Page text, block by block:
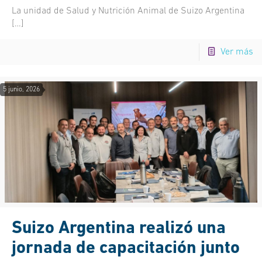
La unidad de Salud y Nutrición Animal de Suizo Argentina
[…]
Ver más
5 junio, 2026
Suizo Argentina realizó una
jornada de capacitación junto